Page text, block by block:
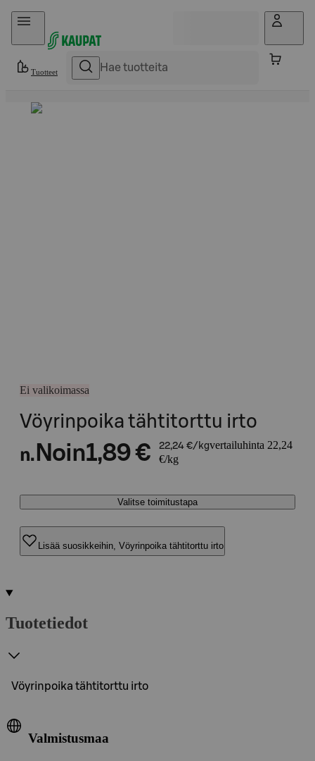
Hyppää sisältöön
Tuotteet
Ei valikoimassa
Vöyrinpoika tähtitorttu irto
n. Noin1,89 € 22,24 €/kgvertailuhinta 22,24
€/kg
Valitse toimitustapa
Lisää suosikkeihin, Vöyrinpoika tähtitorttu irto
Tuotetiedot
Vöyrinpoika tähtitorttu irto
Valmistusmaa